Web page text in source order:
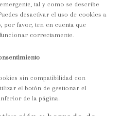
tal y como se describe
desactivar el uso de cookies a
por favor, ten en cuenta que
correctamente.
sin compatibilidad con
el botón de gestionar el
de la página.